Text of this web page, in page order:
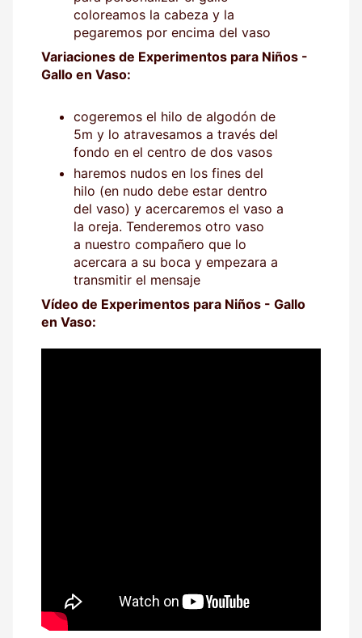
coloreamos la cabeza y la
pegaremos por encima del vaso
Variaciones de Experimentos para Niños -
Gallo en Vaso:
cogeremos el hilo de algodón de
5m y lo atravesamos a través del
fondo en el centro de dos vasos
haremos nudos en los fines del
hilo (en nudo debe estar dentro
del vaso) y acercaremos el vaso a
la oreja. Tenderemos otro vaso
a nuestro compañero que lo
acercara a su boca y empezara a
transmitir el mensaje
Vídeo de Experimentos para Niños - Gallo
en Vaso: